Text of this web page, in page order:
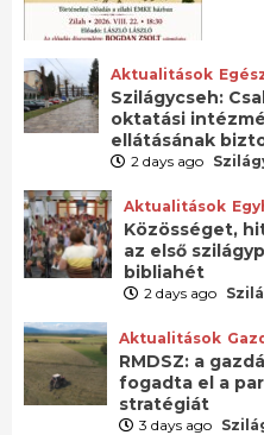
Aktualitások
Szilágycseh:
oktatási
ellátásának
2 days ago
Aktualitások
Közösséget,
az első
bibliahét
2 days ago
Aktualitások
RMDSZ: a
fogadta el a
stratégiát
3 days ago